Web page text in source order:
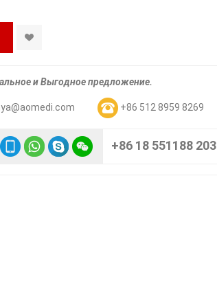
и Выгодное предложение.
+86 512 8959 8269
+86 18 551188 203